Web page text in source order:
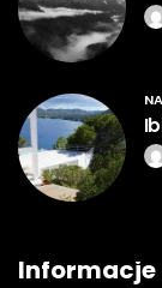
Informacje